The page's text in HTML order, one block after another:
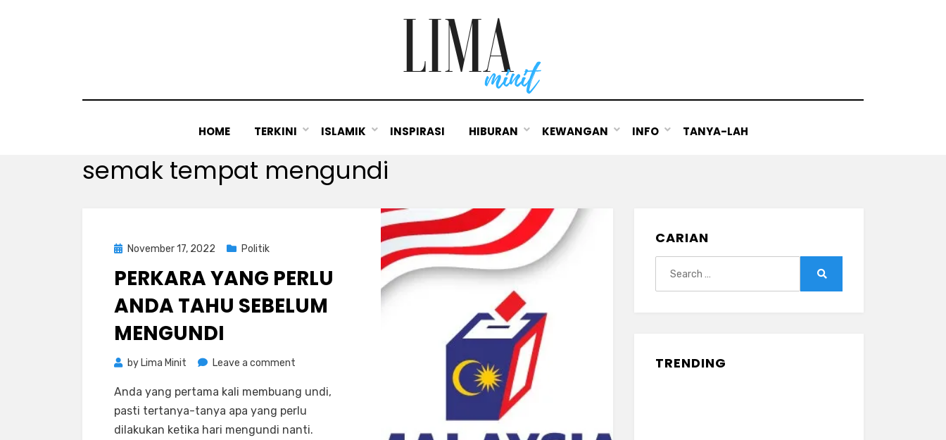
HOME TERKINI ISLAMIK INSPIRASI HIBURAN KEWANGAN INFO TANYA-LAH
Tag
:
semak tempat mengundi
PostedNovember 17, 2022 Politik
PERKARA YANG PERLU
ANDA TAHU SEBELUM
MENGUNDI
by Lima Minit Leave a comment
Yang
Perlu
Anda
Anda yang pertama kali membuang undi,
pasti tertanya-tanya apa yang perlu
dilakukan ketika hari mengundi nanti.
CARIAN
TRENDING